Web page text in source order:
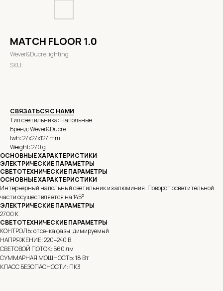
MATCH FLOOR 1.0
Wever&Ducre lighting
SKU:
СВЯЗАТЬСЯ С НАМИ
Тип светильника: Напольные
Бренд: Wever&Ducre
lwh: 27x27x127 mm
Weight: 270 g
ОСНОВНЫЕ ХАРАКТЕРИСТИКИ
ЭЛЕКТРИЧЕСКИЕ ПАРАМЕТРЫ
СВЕТОТЕХНИЧЕСКИЕ ПАРАМЕТРЫ
ОСНОВНЫЕ ХАРАКТЕРИСТИКИ
Интерьерный напольный светильник из алюминия. Поворот осветительной
части осуществляется на 145°
ЭЛЕКТРИЧЕСКИЕ ПАРАМЕТРЫ
2700 K
СВЕТОТЕХНИЧЕСКИЕ ПАРАМЕТРЫ
КОНТРОЛЬ: отсечка фазы, димируемый
НАПРЯЖЕНИЕ: 220–240 В
СВЕТОВОЙ ПОТОК: 560 лм
СУММАРНАЯ МОЩНОСТЬ: 18 Вт
КЛАСС БЕЗОПАСНОСТИ: ПК3